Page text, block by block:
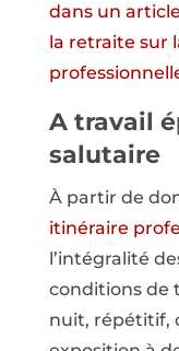
dans un
la retraite sur
A travail
salutaire
À partir de
itinéraire
l’intégralité
conditions de
nuit, répétitif,